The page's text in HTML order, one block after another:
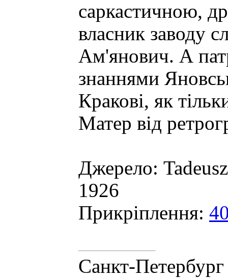
саркастичною,
власник заводу
Ам'янович. А
знаннями
Кракові, як
Матер від
Джерело:
1926
Прикріплення:
Санкт-Петербург